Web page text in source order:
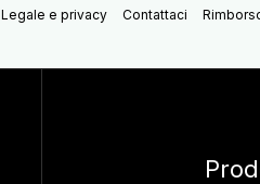
Legale e privacy Contattaci